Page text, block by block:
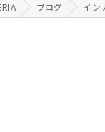
メンズ
ブログ イン